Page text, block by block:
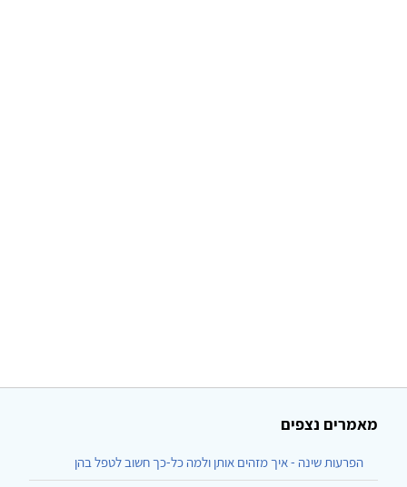
מאמרים נצפים
הפרעות שינה - איך מזהים אותן ולמה כל-כך חשוב לטפל בהן